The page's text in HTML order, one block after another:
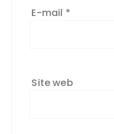
E-mail *
Site web